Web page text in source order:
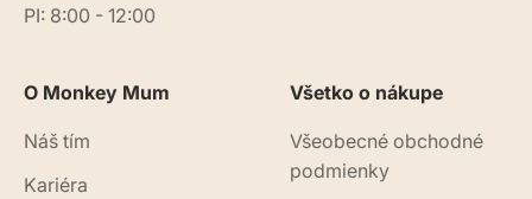
PI: 8:00 - 12:00
O Monkey Mum
Náš tím
Kariéra
Všetko o nákupe
Všeobecné obchodné
podmienky